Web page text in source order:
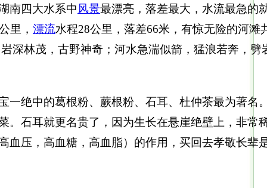
南四大水系中风景最漂亮，落差最大，水流最急的
里， 漂流水程28公里，落差66米，有惊无险的河滩
深林茂，古野神奇；河水急湍似箭，猛浪若奔，
一绝中的葛根粉、蕨根粉、石耳、杜仲茶最为著
。石耳就更名贵了，因为生长在悬崖绝壁上，非
血压，高血糖，高血脂）的作用，买回去孝敬长